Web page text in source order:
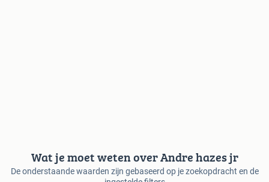
Wat je moet weten over Andre hazes jr
De onderstaande waarden zijn gebaseerd op je zoekopdracht en de